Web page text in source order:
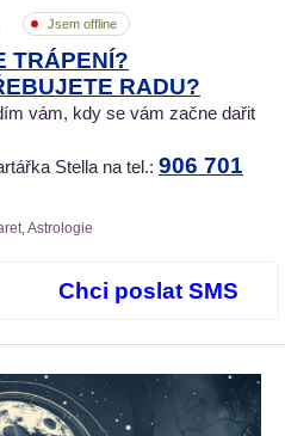
Jsem offline
TRÁPENÍ?
RADU?
vám, kdy se vám začne dařit
Stella na tel.: 906 701
Astrologie
Chci poslat SMS